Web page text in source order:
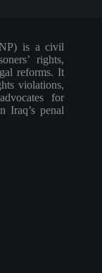
is a civil
rights,
reforms. It
violations,
for
Iraq’s penal